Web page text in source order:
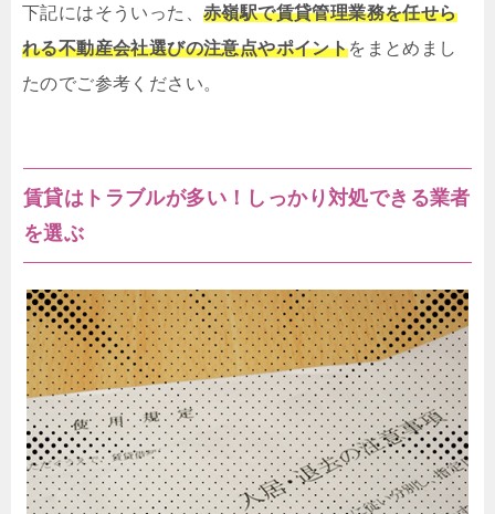
下記にはそういった、 赤嶺駅で賃貸管理業務を任せら
れる不動産会社選びの注意点やポイントをまとめまし
たのでご参考ください。
賃貸はトラブルが多い！しっかり対処できる業者
を選ぶ